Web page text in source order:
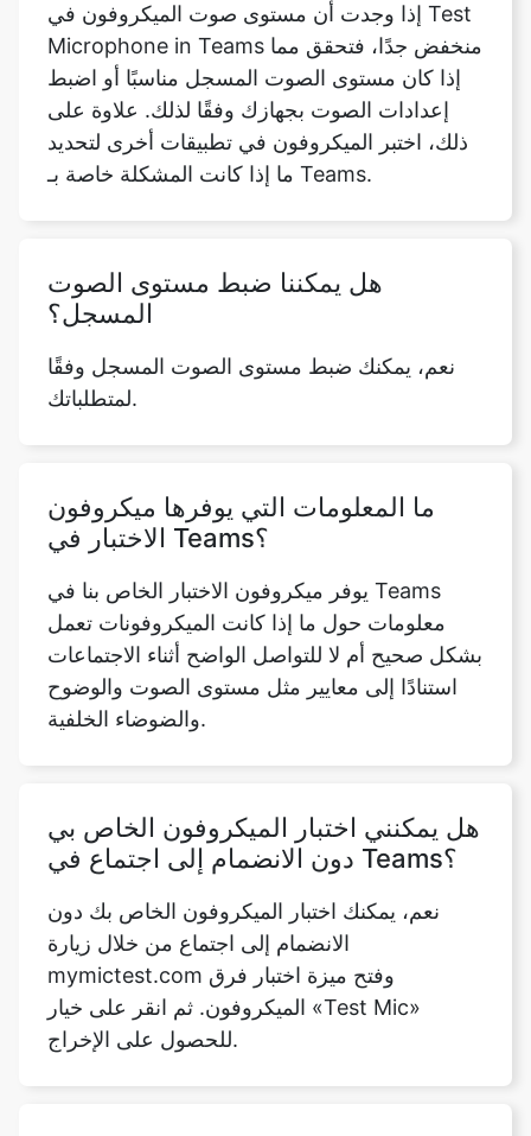
إذا وجدت أن مستوى صوت الميكروفون في Test
Microphone in Teams منخفض جدًا، فتحقق مما
إذا كان مستوى الصوت المسجل مناسبًا أو اضبط
إعدادات الصوت بجهازك وفقًا لذلك. علاوة على
ذلك، اختبر الميكروفون في تطبيقات أخرى لتحديد
ما إذا كانت المشكلة خاصة بـ Teams.
هل يمكننا ضبط مستوى الصوت
المسجل؟
نعم، يمكنك ضبط مستوى الصوت المسجل وفقًا
لمتطلباتك.
ما المعلومات التي يوفرها ميكروفون
الاختبار في Teams؟
يوفر ميكروفون الاختبار الخاص بنا في Teams
معلومات حول ما إذا كانت الميكروفونات تعمل
بشكل صحيح أم لا للتواصل الواضح أثناء الاجتماعات
استنادًا إلى معايير مثل مستوى الصوت والوضوح
والضوضاء الخلفية.
هل يمكنني اختبار الميكروفون الخاص بي
دون الانضمام إلى اجتماع في Teams؟
نعم، يمكنك اختبار الميكروفون الخاص بك دون
الانضمام إلى اجتماع من خلال زيارة
mymictest.com وفتح ميزة اختبار فرق
الميكروفون. ثم انقر على خيار «Test Mic»
للحصول على الإخراج.